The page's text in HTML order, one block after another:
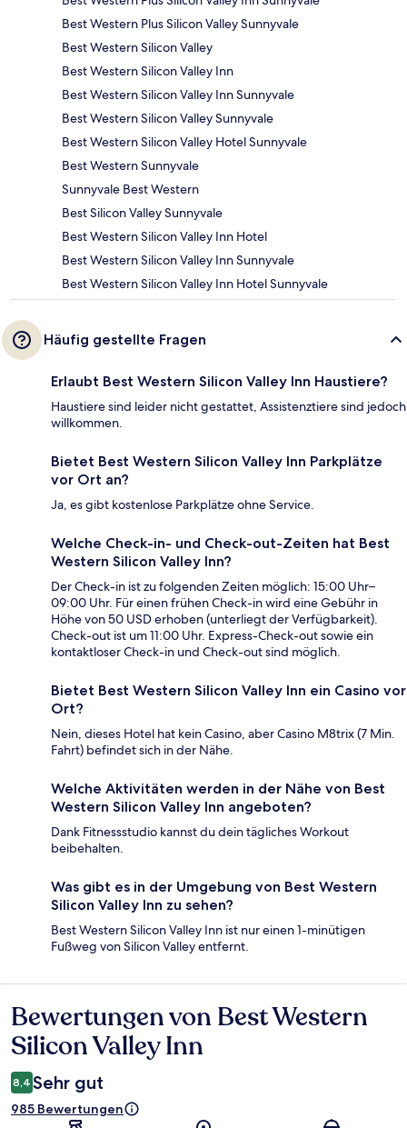
Best Western Plus Silicon Valley Sunnyvale
Best Western Silicon Valley
Best Western Silicon Valley Inn
Best Western Silicon Valley Inn Sunnyvale
Best Western Silicon Valley Sunnyvale
Best Western Silicon Valley Hotel Sunnyvale
Best Western Sunnyvale
Sunnyvale Best Western
Best Silicon Valley Sunnyvale
Best Western Silicon Valley Inn Hotel
Best Western Silicon Valley Inn Sunnyvale
Best Western Silicon Valley Inn Hotel Sunnyvale
Häufig gestellte Fragen
Erlaubt Best Western Silicon Valley Inn Haustiere?
Haustiere sind leider nicht gestattet, Assistenztiere sind jedoch
willkommen.
Bietet Best Western Silicon Valley Inn Parkplätze
vor Ort an?
Ja, es gibt kostenlose Parkplätze ohne Service.
Welche Check-in- und Check-out-Zeiten hat Best
Western Silicon Valley Inn?
Der Check-in ist zu folgenden Zeiten möglich: 15:00 Uhr–
09:00 Uhr. Für einen frühen Check-in wird eine Gebühr in
Höhe von 50 USD erhoben (unterliegt der Verfügbarkeit).
Check-out ist um 11:00 Uhr. Express-Check-out sowie ein
kontaktloser Check-in und Check-out sind möglich.
Bietet Best Western Silicon Valley Inn ein Casino vor
Ort?
Nein, dieses Hotel hat kein Casino, aber Casino M8trix (7 Min.
Fahrt) befindet sich in der Nähe.
Welche Aktivitäten werden in der Nähe von Best
Western Silicon Valley Inn angeboten?
Dank Fitnessstudio kannst du dein tägliches Workout
beibehalten.
Was gibt es in der Umgebung von Best Western
Silicon Valley Inn zu sehen?
Best Western Silicon Valley Inn ist nur einen 1-minütigen
Fußweg von Silicon Valley entfernt.
Bewertungen
Bewertungen von Best Western
Silicon Valley Inn
8,4 Sehr gut
985 Bewertungen